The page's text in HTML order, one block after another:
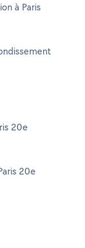
à Paris
20e
20e